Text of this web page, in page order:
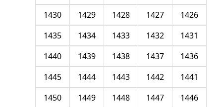
1426
1427
1428
1429
1430
1431
1432
1433
1434
1435
1436
1437
1438
1439
1440
1441
1442
1443
1444
1445
1446
1447
1448
1449
1450